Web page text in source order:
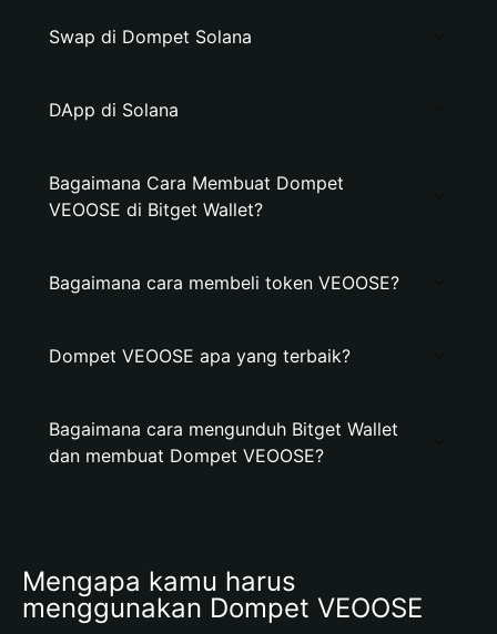
Swap di Dompet Solana
DApp di Solana
Bagaimana Cara Membuat Dompet
VEOOSE di Bitget Wallet?
Bagaimana cara membeli token VEOOSE?
Dompet VEOOSE apa yang terbaik?
Bagaimana cara mengunduh Bitget Wallet
dan membuat Dompet VEOOSE?
Mengapa kamu harus
menggunakan Dompet VEOOSE